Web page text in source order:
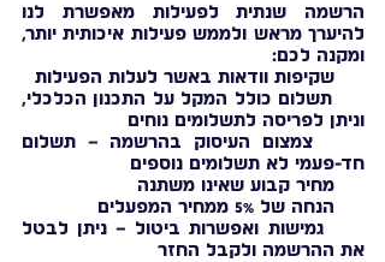
הרשמה שנתית לפעילות מאפשרת לנו
להיערך מראש ולממש פעילות איכותית יותר,
ומקנה לכם:
שקיפות וודאות באשר לעלות הפעילות
תשלום כולל המקל על התכנון הכלכלי,
וניתן לפריסה לתשלומים נוחים
צמצום העיסוק בהרשמה – תשלום
חד-פעמי לא תשלומים נוספים
מחיר קבוע שאינו משתנה
הנחה של 5% ממחיר המפעלים
גמישות ואפשרות ביטול – ניתן לבטל
את ההרשמה ולקבל החזר